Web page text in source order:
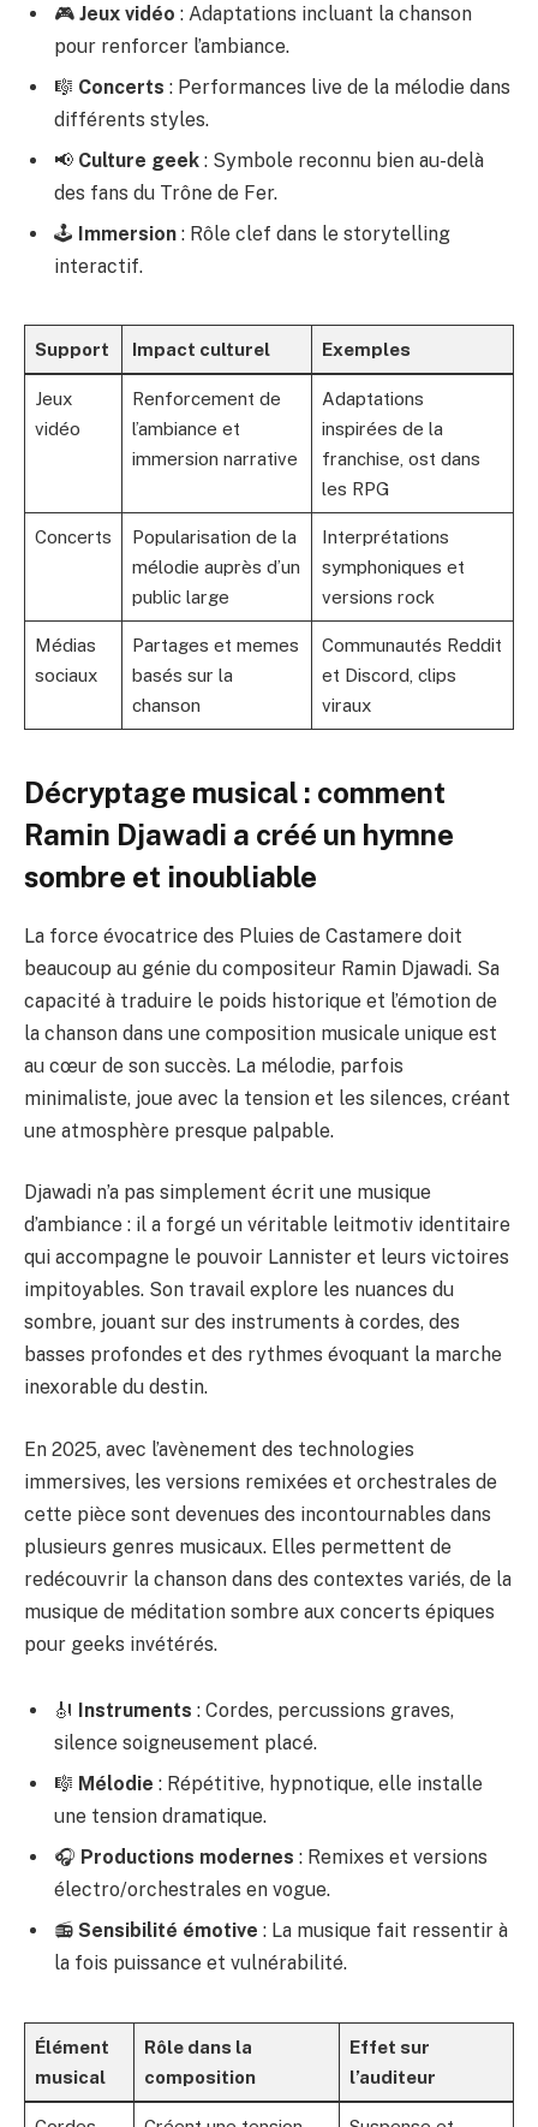
🎮 Jeux vidéo : Adaptations incluant la chanson
pour renforcer l’ambiance.
🎼 Concerts : Performances live de la mélodie dans
différents styles.
📢 Culture geek : Symbole reconnu bien au-delà
des fans du Trône de Fer.
🕹️ Immersion : Rôle clef dans le storytelling
interactif.
Support Impact culturel Exemples
Jeux
vidéo
Renforcement de
l’ambiance et
immersion narrative
Adaptations
inspirées de la
franchise, ost dans
les RPG
Concerts
Popularisation de la
mélodie auprès d’un
public large
Interprétations
symphoniques et
versions rock
Médias
sociaux
Partages et memes
basés sur la
chanson
Communautés Reddit
et Discord, clips
viraux
Décryptage musical : comment
Ramin Djawadi a créé un hymne
sombre et inoubliable
La force évocatrice des Pluies de Castamere doit
beaucoup au génie du compositeur Ramin Djawadi. Sa
capacité à traduire le poids historique et l’émotion de
la chanson dans une composition musicale unique est
au cœur de son succès. La mélodie, parfois
minimaliste, joue avec la tension et les silences, créant
une atmosphère presque palpable.
Djawadi n’a pas simplement écrit une musique
d’ambiance : il a forgé un véritable leitmotiv identitaire
qui accompagne le pouvoir Lannister et leurs victoires
impitoyables. Son travail explore les nuances du
sombre, jouant sur des instruments à cordes, des
basses profondes et des rythmes évoquant la marche
inexorable du destin.
En 2025, avec l’avènement des technologies
immersives, les versions remixées et orchestrales de
cette pièce sont devenues des incontournables dans
plusieurs genres musicaux. Elles permettent de
redécouvrir la chanson dans des contextes variés, de la
musique de méditation sombre aux concerts épiques
pour geeks invétérés.
🎻 Instruments : Cordes, percussions graves,
silence soigneusement placé.
🎼 Mélodie : Répétitive, hypnotique, elle installe
une tension dramatique.
🎧 Productions modernes : Remixes et versions
électro/orchestrales en vogue.
📻 Sensibilité émotive : La musique fait ressentir à
la fois puissance et vulnérabilité.
Élément
musical
Rôle dans la
composition
Effet sur
l’auditeur